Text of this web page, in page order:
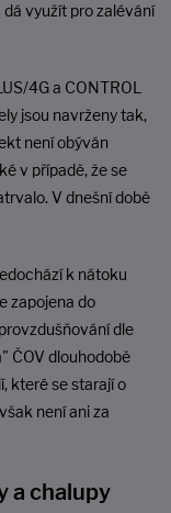
využít pro zalévání
4G a CONTROL
jsou navrženy tak,
není obýván
v případě, že se
V dnešní době
k nátoku
zapojena do
dle
ČOV dlouhodobě
které se starají o
není ani za
a chalupy